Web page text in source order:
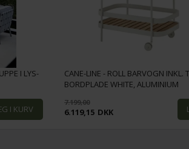
I LYS-
CANE-LINE - ROLL BARVOGN INKL.
BORDPLADE WHITE, ALUMINIUM
7.199,00
6.119,15 DKK